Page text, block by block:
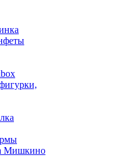
Мишкино